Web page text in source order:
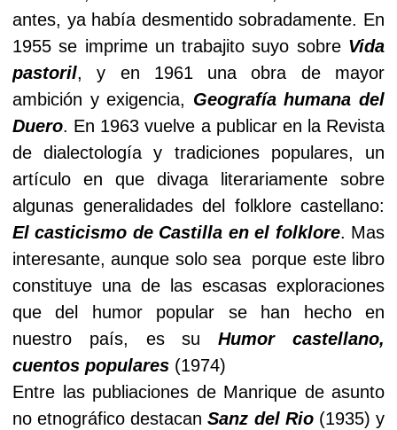
antes, ya había desmentido sobradamente. En
1955 se imprime un trabajito suyo sobre Vida
pastoril, y en 1961 una obra de mayor
ambición y exigencia, Geografía humana del
Duero. En 1963 vuelve a publicar en la Revista
de dialectología y tradiciones populares, un
artículo en que divaga literariamente sobre
algunas generalidades del folklore castellano:
El casticismo de Castilla en el folklore. Mas
interesante, aunque solo sea porque este libro
constituye una de las escasas exploraciones
que del humor popular se han hecho en
nuestro país, es suHumor castellano,
cuentos populares (1974)
Entre las publiaciones de Manrique de asunto
no etnográfico destacanSanz del Rio(1935) y